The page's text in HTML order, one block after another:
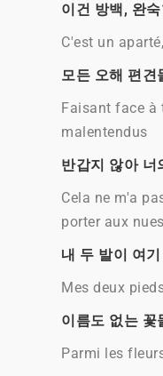
이건 방백, 완
C'est un
모든 오해 편견
Faisant face à
malentendus
반갑지 않아 너
Cela ne m'a
porter aux nues
내 두 발이 여
Mes deux
이름도 없는 꽃
Parmi les